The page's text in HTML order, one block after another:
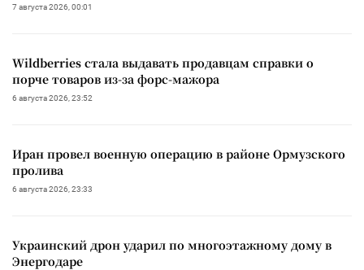
7 августа 2026, 00:01
Wildberries стала выдавать продавцам справки о
порче товаров из-за форс-мажора
6 августа 2026, 23:52
Иран провел военную операцию в районе Ормузского
пролива
6 августа 2026, 23:33
Украинский дрон ударил по многоэтажному дому в
Энергодаре